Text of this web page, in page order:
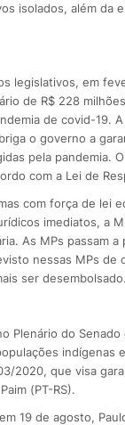
isolados, além da
legislativos, em
de R$ 228
de covid-19.
o governo a
pela pandemia.
com a Lei de
com força de lei
imediatos, a
As MPs passam
nessas MPs
ser
Plenário do
indígenas
2020, que visa
(PT-RS).
19 de agosto,